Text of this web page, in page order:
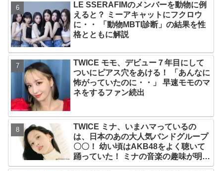
LE SSERAFIMのメンバーを動物に例
えると？ ミーアキャットにフクロウ
に・・ 「動物MBTI診断」の結果を性
格とともに解説
TWICE モモ、デビュー７年目にして
ついにピアス穴をあける！ 「あんなに
怖がっていたのに・・」 早速モモのマ
ネをするファン続出
TWICE ミナ、いまハマっているの
は、日本のあの大人気バンドグループ
〇〇！ 幼い頃はAKB48をよく聴いて
踊っていた！ ミナの音楽の趣味が明ら
かに